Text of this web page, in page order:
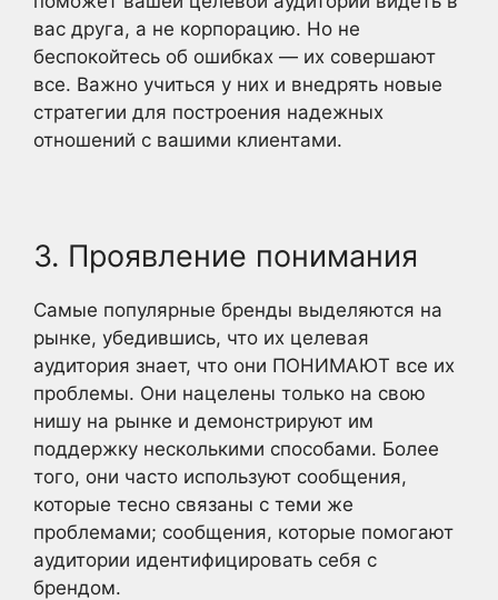
вас друга, а не корпорацию. Но не
беспокойтесь об ошибках — их совершают
все. Важно учиться у них и внедрять новые
стратегии для построения надежных
отношений с вашими клиентами.
3. Проявление понимания
Самые популярные бренды выделяются на
рынке, убедившись, что их целевая
аудитория знает, что они ПОНИМАЮТ все их
проблемы. Они нацелены только на свою
нишу на рынке и демонстрируют им
поддержку несколькими способами. Более
того, они часто используют сообщения,
которые тесно связаны с теми же
проблемами; сообщения, которые помогают
аудитории идентифицировать себя с
брендом.